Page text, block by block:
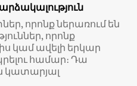
որոնք ներառում են
որոնք
կամ ավելի երկար
համար։ Դա
կատարյալ